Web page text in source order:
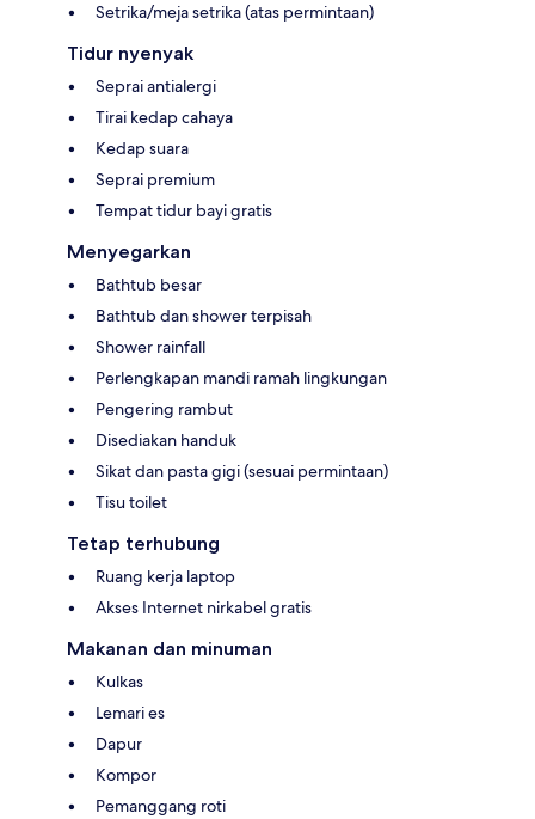
Setrika/meja setrika (atas permintaan)
Tidur nyenyak
Seprai antialergi
Tirai kedap cahaya
Kedap suara
Seprai premium
Tempat tidur bayi gratis
Menyegarkan
Bathtub besar
Bathtub dan shower terpisah
Shower rainfall
Perlengkapan mandi ramah lingkungan
Pengering rambut
Disediakan handuk
Sikat dan pasta gigi (sesuai permintaan)
Tisu toilet
Tetap terhubung
Ruang kerja laptop
Akses Internet nirkabel gratis
Makanan dan minuman
Kulkas
Lemari es
Dapur
Kompor
Pemanggang roti